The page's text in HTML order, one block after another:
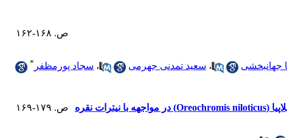
ص. ۱۶۸-۱۶۲
جهانبخشی ، سعید تمدنی جهرمی ، سجاد پورمظفر *
ص. ۱۷۹-۱۶۹